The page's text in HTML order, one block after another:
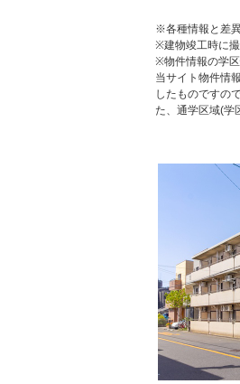
※各種情報と差
※建物竣工時に
※物件情報の学
当サイト物件情
したものですの
た、通学区域(学